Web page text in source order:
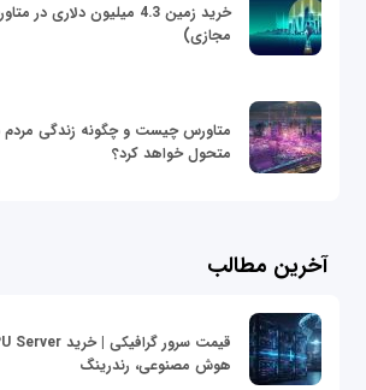
خرید زمین 4.3 میلیون
مجازی)
متاورس چیست و چگونه زندگی مردم
متحول خواهد کرد؟
آخرین مطالب
هوش مصنوعی، رندرینگ